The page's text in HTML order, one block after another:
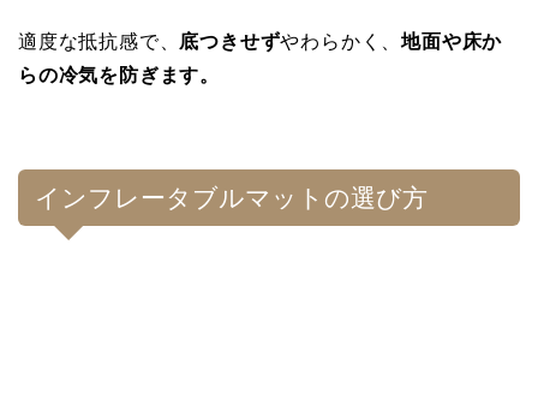
適度な抵抗感で、 底つきせずやわらかく、地面や床か
らの冷気を防ぎます。
インフレータブルマットの選び方